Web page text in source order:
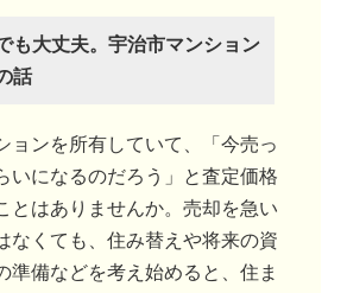
も大丈夫。宇治市マンション
話
ョンを所有していて、「今売っ
いになるのだろう」と査定価格
とはありませんか。売却を急い
なくても、住み替えや将来の資
準備などを考え始めると、住ま